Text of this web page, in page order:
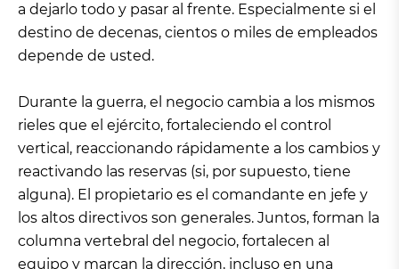
a dejarlo todo y pasar al frente. Especialmente si el
destino de decenas, cientos o miles de empleados
depende de usted.
Durante la guerra, el negocio cambia a los mismos
rieles que el ejército, fortaleciendo el control
vertical, reaccionando rápidamente a los cambios y
reactivando las reservas (si, por supuesto, tiene
alguna). El propietario es el comandante en jefe y
los altos directivos son generales. Juntos, forman la
columna vertebral del negocio, fortalecen al
equipo y marcan la dirección, incluso en una